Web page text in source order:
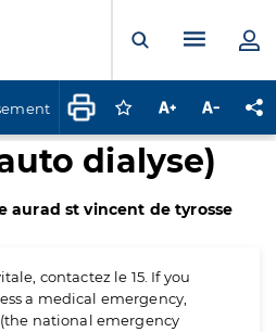
Ouvrir laMenu
Connectez-vous
Augmenter la
dialyse)
aurad st vincent de tyrosse
contactez le 15. If you
a medical emergency,
national emergency